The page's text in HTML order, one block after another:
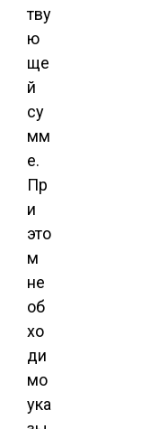
тву
ю
ще
й
су
мм
е.
Пр
и
это
м
не
об
хо
ди
мо
ука